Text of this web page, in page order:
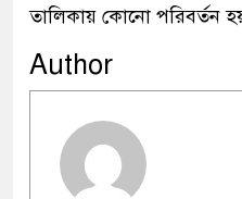
তালিকায় কোনো পরিবর্তন
Author